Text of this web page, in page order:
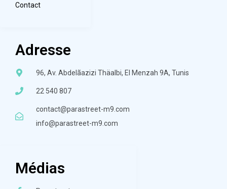
Contact
Adresse
96, Av. Abdelãazizi Thäalbi, El Menzah 9A, Tunis
22 540 807
contact@parastreet-m9.com
info@parastreet-m9.com
Médias